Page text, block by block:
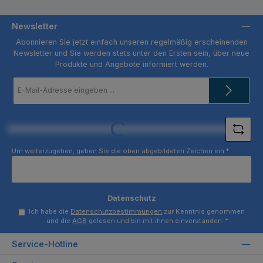
Newsletter
Abonnieren Sie jetzt einfach unseren regelmäßig erscheinenden
Newsletter und Sie werden stets unter den Ersten sein, über neue
Produkte und Angebote informiert werden.
Mail-
Loading...
Um weiterzugehen, geben Sie die oben abgebildeten Zeichen ein *
Datenschutz
Ich habe die Datenschutzbestimmungen zur Kenntnis genommen
und die AGB gelesen und bin mit ihnen einverstanden. *
Service-Hotline